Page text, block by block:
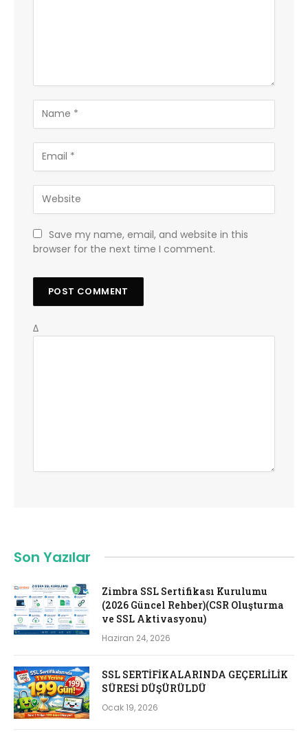
Save my name, email, and website in this
browser for the next time I comment.
Δ
Son Yazılar
Zimbra SSL Sertifikası Kurulumu
(2026 Güncel Rehber)(CSR Oluşturma
ve SSL Aktivasyonu)
Haziran 24, 2026
SSL SERTİFİKALARINDA GEÇERLİLİK
SÜRESİ DÜŞÜRÜLDÜ
Ocak 19, 2026